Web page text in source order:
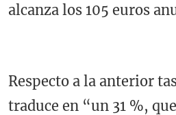
alcanza los 105 euros
Respecto a la anterior
traduce en “un 31 %,